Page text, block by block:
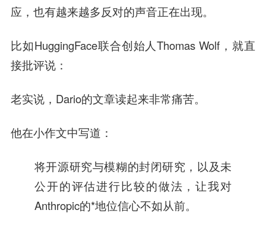
应，也有越来越多反对的声音正在出现。
比如HuggingFace联合创始人Thomas Wolf，就直
接批评说：
老实说，Dario的文章读起来非常痛苦。
他在小作文中写道：
将开源研究与模糊的封闭研究，以及未
公开的评估进行比较的做法，让我对
Anthropic的*地位信心不如从前。